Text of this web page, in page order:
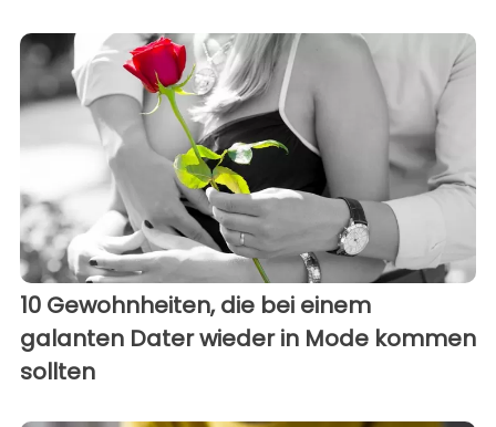
10 Gewohnheiten, die bei einem
galanten Dater wieder in Mode kommen
sollten